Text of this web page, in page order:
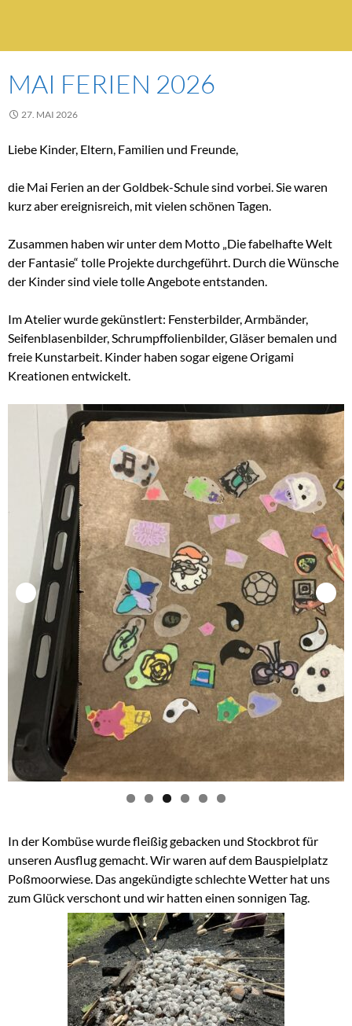
MAI FERIEN 2026
27. MAI 2026
Liebe Kinder, Eltern, Familien und Freunde,
die Mai Ferien an der Goldbek-Schule sind vorbei. Sie waren
kurz aber ereignisreich, mit vielen schönen Tagen.
Zusammen haben wir unter dem Motto „Die fabelhafte Welt
der Fantasie“ tolle Projekte durchgeführt. Durch die Wünsche
der Kinder sind viele tolle Angebote entstanden.
Im Atelier wurde gekünstlert: Fensterbilder, Armbänder,
Seifenblasenbilder, Schrumpffolienbilder, Gläser bemalen und
freie Kunstarbeit. Kinder haben sogar eigene Origami
Kreationen entwickelt.
In der Kombüse wurde fleißig gebacken und Stockbrot für
unseren Ausflug gemacht. Wir waren auf dem Bauspielplatz
Poßmoorwiese. Das angekündigte schlechte Wetter hat uns
zum Glück verschont und wir hatten einen sonnigen Tag.